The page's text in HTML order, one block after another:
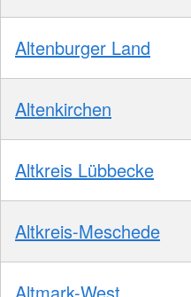
Altenburger Land
Altenkirchen
Altkreis Lübbecke
Altkreis-Meschede